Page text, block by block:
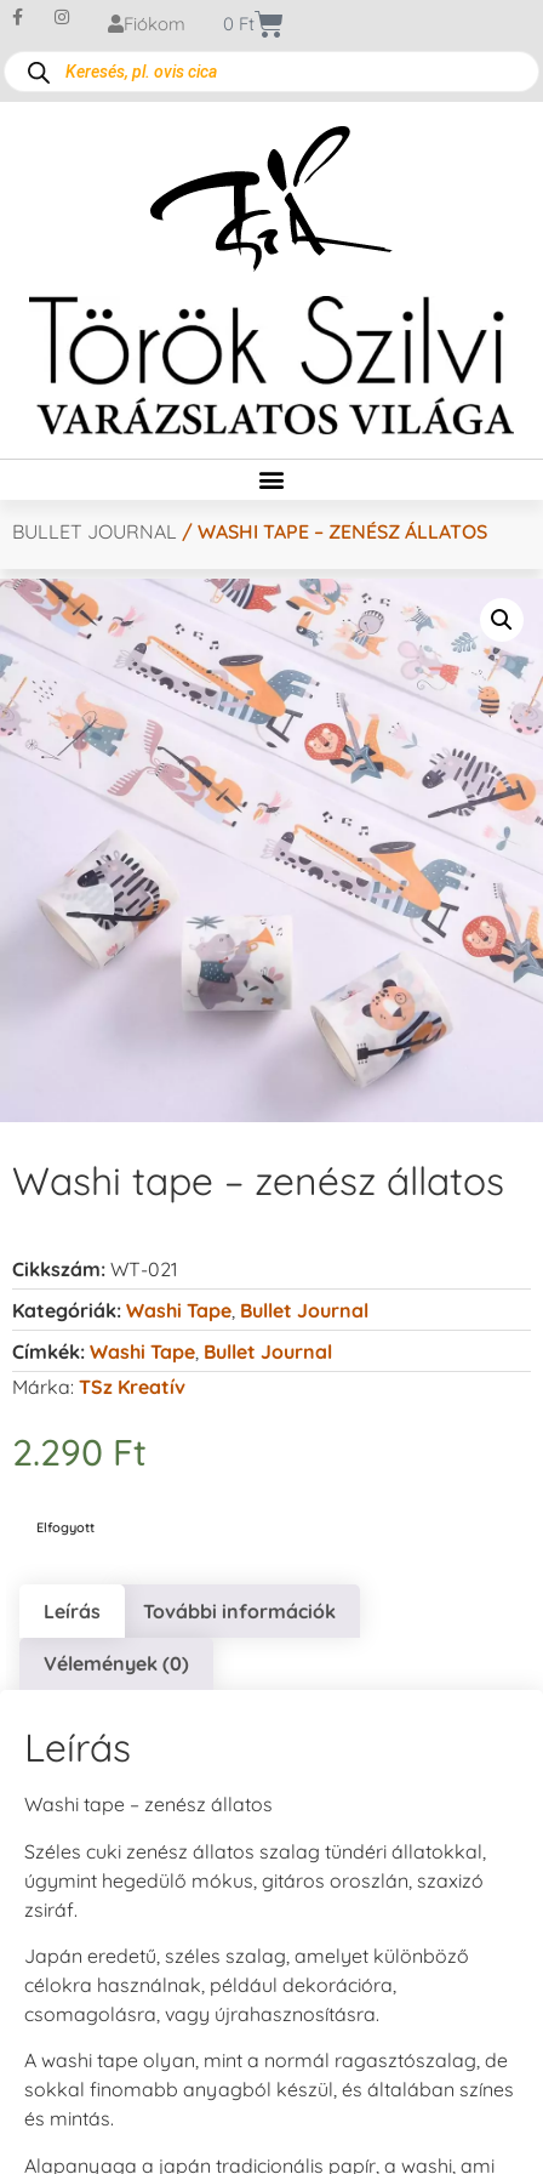
Fiókom 0 Ft
BULLET JOURNAL / WASHI TAPE – ZENÉSZ ÁLLATOS
Washi tape – zenész állatos
Cikkszám: WT-021
Kategóriák: Washi Tape Bullet Journal
Címkék: Washi Tape Bullet Journal
Márka: TSz Kreatív
2.290 Ft
Elfogyott
Leírás További információk
Vélemények (0)
Leírás
Washi tape – zenész állatos
Széles cuki zenész állatos szalag tündéri állatokkal,
úgymint hegedülő mókus, gitáros oroszlán, szaxizó
zsiráf.
Japán eredetű, széles szalag, amelyet különböző
célokra használnak, például dekorációra,
csomagolásra, vagy újrahasznosításra.
A washi tape olyan, mint a normál ragasztószalag, de
sokkal finomabb anyagból készül, és általában színes
és mintás.
Alapanyaga a japán tradicionális papír, a washi, ami